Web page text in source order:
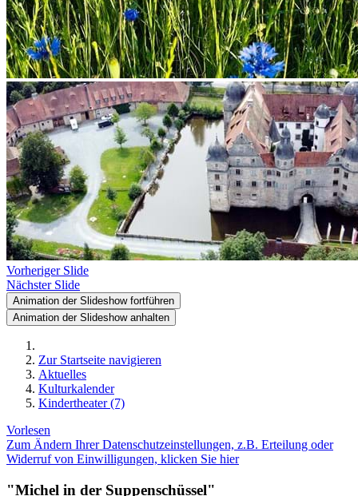
Vorheriger Slide
Nächster Slide
Animation der Slideshow fortführen
Animation der Slideshow anhalten
Zur Startseite navigieren
Aktuelles
Kulturkalender
Kindertheater (7)
Vorlesen
Zum Ändern Ihrer Datenschutzeinstellungen, z.B. Erteilung oder
Widerruf von Einwilligungen, klicken Sie hier
"Michel in der Suppenschüssel"